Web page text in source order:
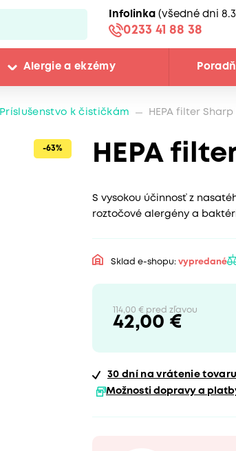
Infolinka (všedné dni
0233 41 88 38
Alergie a ekzémy
Príslušenstvo k čističkám HEPA filter Sharp
HEPA
-63%
S vysokou účinnosť z
roztočové alergény a
Sklad e-shopu: vypredané
114,00 € pred zľavou
42,00 €
30 dní na vrátenie tovaru
Možnosti dopravy a